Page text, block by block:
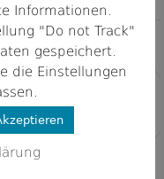
Informationen.
"Do not Track"
gespeichert.
die Einstellungen